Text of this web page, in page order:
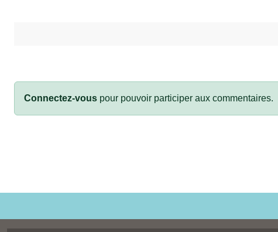
Connectez-vous pour pouvoir participer aux commentaires.